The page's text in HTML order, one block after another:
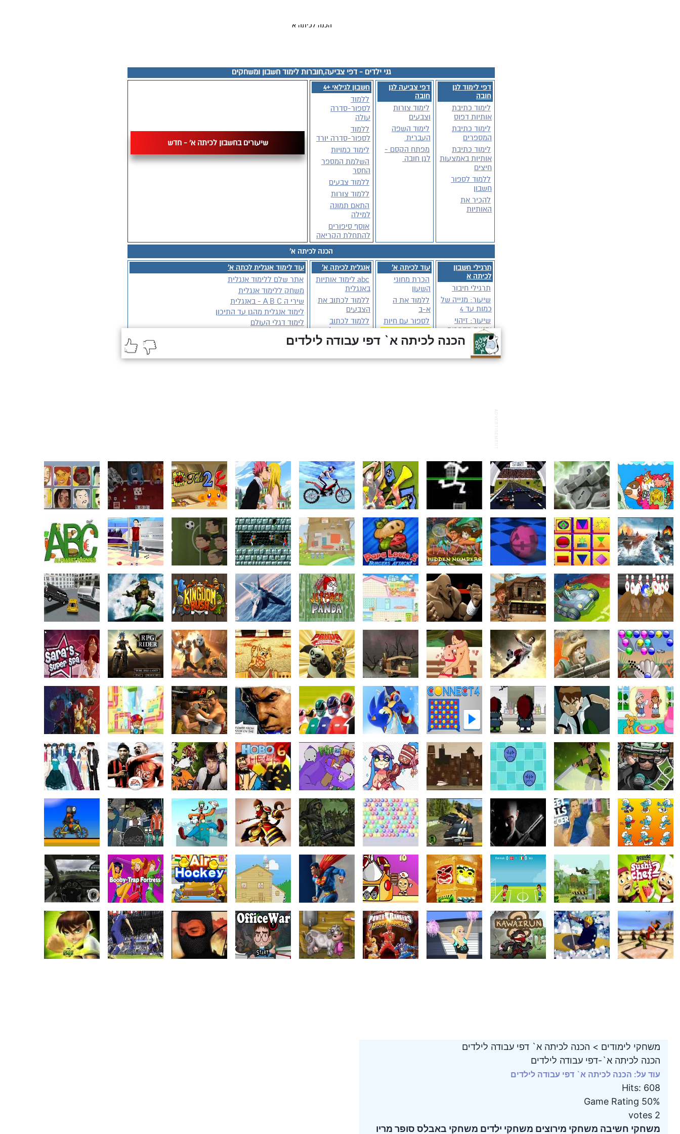
ADVERTISEMENT
הכנה לכיתה א` דפי עבודה לילדים
משחקי לימודים > הכנה לכיתה א` דפי עבודה לילדים
הכנה לכיתה א`-דפי עבודה לילדים
עוד על: הכנה לכיתה א` דפי עבודה לילדים
Hits: 608
Game Rating 50%
votes 2
משחקי חשיבה משחקי מירוצים משחקי ילדים משחקי באבלס סופר מריו